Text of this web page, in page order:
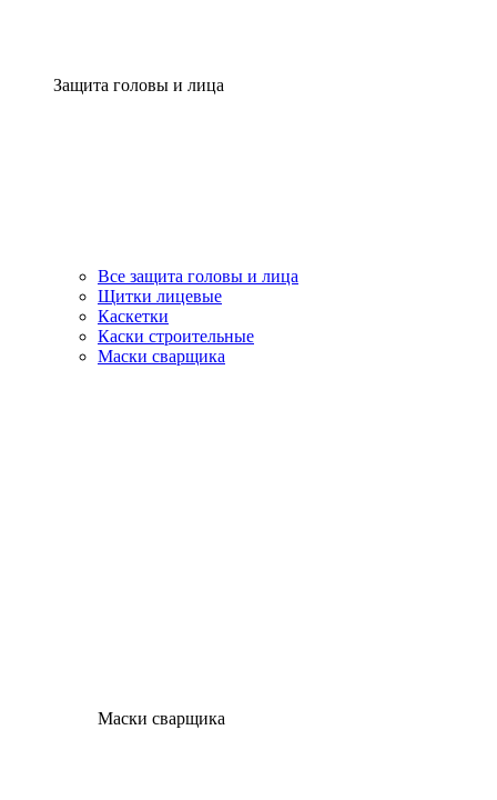
Защита головы и лица
Все защита головы и лица
Щитки лицевые
Каскетки
Каски строительные
Маски сварщика
Маски сварщика